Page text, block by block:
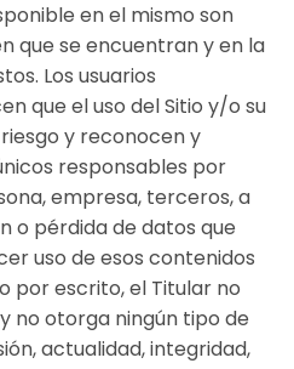
en el mismo son
que se encuentran y en la
Los usuarios
que el uso del Sitio y/o su
y reconocen y
responsables por
empresa, terceros, a
o pérdida de datos que
uso de esos contenidos
por escrito, el Titular no
no otorga ningún tipo de
actualidad, integridad,